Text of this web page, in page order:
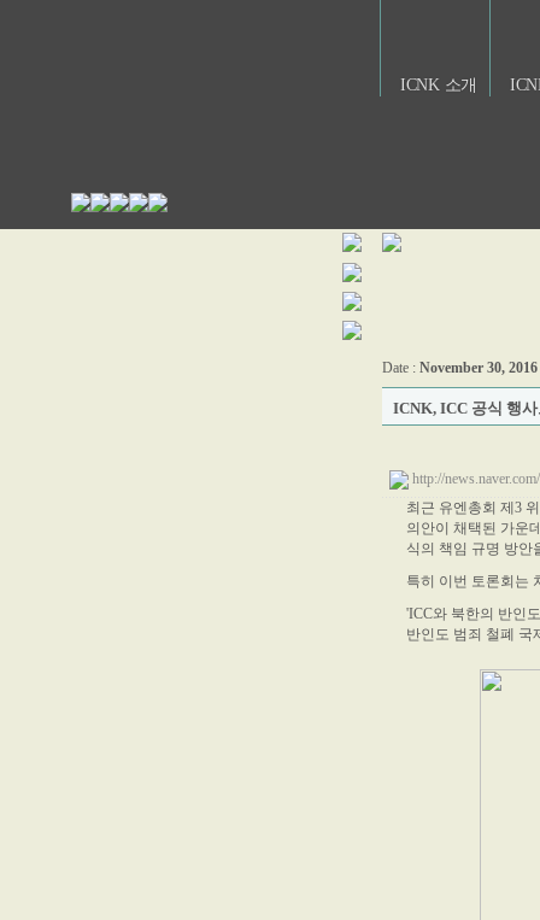
ICNK 소개
Date : November 30, 2016
ICNK, ICC 공식 행
http://
최근 유엔총회 제3
의안이 채택된 가운
식의 책임 규명 방안
특히 이번 토론회는
'ICC와 북한의 반인
반인도 범죄 철폐 국